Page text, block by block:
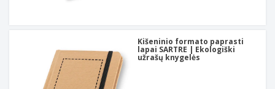
Kišeninio formato paprasti
lapai SARTRE | Ekologiški
užrašų knygelės